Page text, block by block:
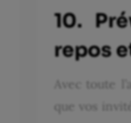
10.
repos
Avec toute
que vos